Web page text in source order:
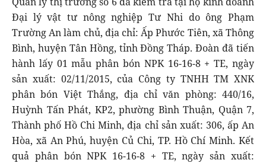
Đại lý vật tư nông nghiệp Tư Nhi do ông Phạm
Trường An làm chủ, địa chỉ: Ấp Phước Tiên, xã Thông
Bình, huyện Tân Hồng, tỉnh Đồng Tháp. Đoàn đã tiến
hành lấy 01 mẫu phân bón NPK 16-16-8 + TE, ngày
sản xuất: 02/11/2015, của Công ty TNHH TM XNK
phân bón Việt Thắng, địa chỉ văn phòng: 440/16,
Huỳnh Tấn Phát, KP2, phường Bình Thuận, Quận 7,
Thành phố Hồ Chi Minh, địa chỉ sản xuất: 306, ấp An
Hòa, xã An Phú, huyện Củ Chi, TP. Hồ Chí Minh. Kết
quả phân bón NPK 16-16-8 + TE, ngày sản xuất: